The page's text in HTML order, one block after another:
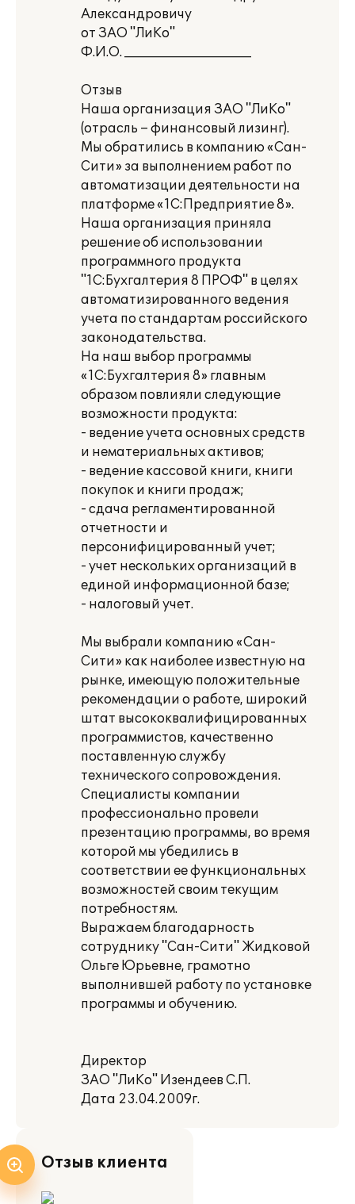
Александровичу
от ЗАО "ЛиКо"
Ф.И.О. ____________________
Отзыв
Наша организация ЗАО "ЛиКо"
(отрасль – финансовый лизинг).
Мы обратились в компанию «Сан-
Сити» за выполнением работ по
автоматизации деятельности на
платформе «1С:Предприятие 8».
Наша организация приняла
решение об использовании
программного продукта
"1С:Бухгалтерия 8 ПРОФ" в целях
автоматизированного ведения
учета по стандартам российского
законодательства.
На наш выбор программы
«1С:Бухгалтерия 8» главным
образом повлияли следующие
возможности продукта:
- ведение учета основных средств
и нематериальных активов;
- ведение кассовой книги, книги
покупок и книги продаж;
- сдача регламентированной
отчетности и
персонифицированный учет;
- учет нескольких организаций в
единой информационной базе;
- налоговый учет.
Мы выбрали компанию «Сан-
Сити» как наиболее известную на
рынке, имеющую положительные
рекомендации о работе, широкий
штат высококвалифицированных
программистов, качественно
поставленную службу
технического сопровождения.
Специалисты компании
профессионально провели
презентацию программы, во время
которой мы убедились в
соответствии ее функциональных
возможностей своим текущим
потребностям.
Выражаем благодарность
сотруднику "Сан-Сити" Жидковой
Ольге Юрьевне, грамотно
выполнившей работу по установке
программы и обучению.
Директор
ЗАО "ЛиКо" Изендеев С.П.
Дата 23.04.2009г.
Отзыв клиента